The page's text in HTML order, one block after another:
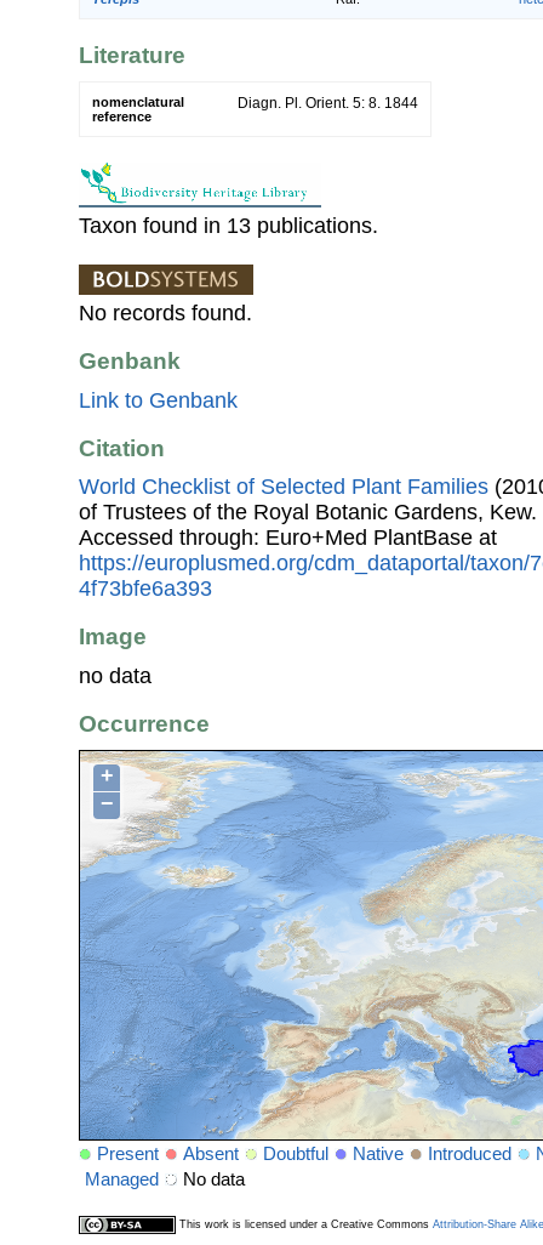
Literature
nomenclatural
reference
Diagn. Pl. Orient. 5: 8. 1844
Taxon found in 13 publications.
No records found.
Genbank
Link to Genbank
Citation
World Checklist of Selected Plant Families
of Trustees of the Royal Botanic Gardens, Kew.
Accessed through: Euro+Med PlantBase at
https://europlusmed.org/cdm_dataportal/taxon/
4f73bfe6a393
Image
no data
Occurrence
+
−
Present Absent Doubtful Native Introduced
Managed
No data
This work is licensed under a Creative Commons Attribution-Share